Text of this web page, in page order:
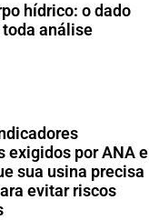
hídrico: o dado
análise
exigidos por ANA e
sua usina precisa
evitar riscos